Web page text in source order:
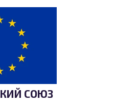
СОЮЗ